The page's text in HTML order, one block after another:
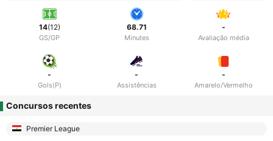
14(12)
GS/GP
68.71
Minutes
-
Avaliação média
-
Gols(P)
-
Assistências
-
Amarelo/Vermelho
Concursos recentes
Premier League